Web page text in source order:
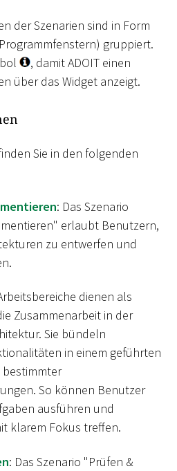
der Szenarien sind in Form
gruppiert.
, damit ADOIT einen
über das Widget anzeigt.
Sie in den folgenden
: Das Szenario
erlaubt Benutzern,
zu entwerfen und
dienen als
Zusammenarbeit in der
Sie bündeln
in einem geführten
bestimmter
So können Benutzer
ausführen und
klarem Fokus treffen.
: Das Szenario "Prüfen &